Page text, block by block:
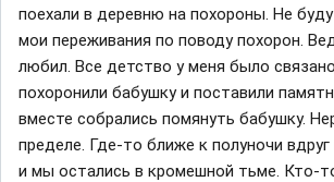
поехали в деревню на похороны. Не
мои переживания по поводу похорон.
любил. Все детство у меня было
похоронили бабушку и поставили
вместе собрались помянуть бабушку.
пределе. Где-то ближе к полуночи
и мы остались в кромешной тьме. Кто-